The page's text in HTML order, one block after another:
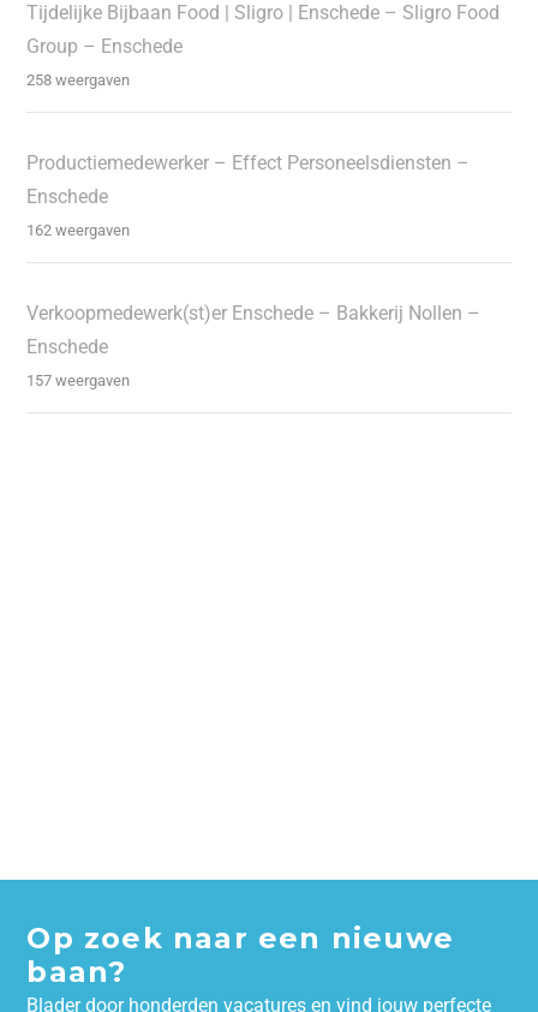
Tijdelijke Bijbaan Food | Sligro | Enschede – Sligro Food
Group – Enschede
258 weergaven
Productiemedewerker – Effect Personeelsdiensten –
Enschede
162 weergaven
Verkoopmedewerk(st)er Enschede – Bakkerij Nollen –
Enschede
157 weergaven
Op zoek naar een nieuwe
baan?
Blader door honderden vacatures en vind jouw perfecte